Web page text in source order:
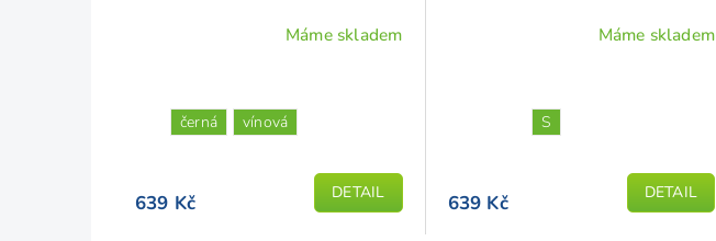
Máme skladem
639 Kč DETAIL
černá vínová
5
Máme skladem
639 Kč DETAIL
S